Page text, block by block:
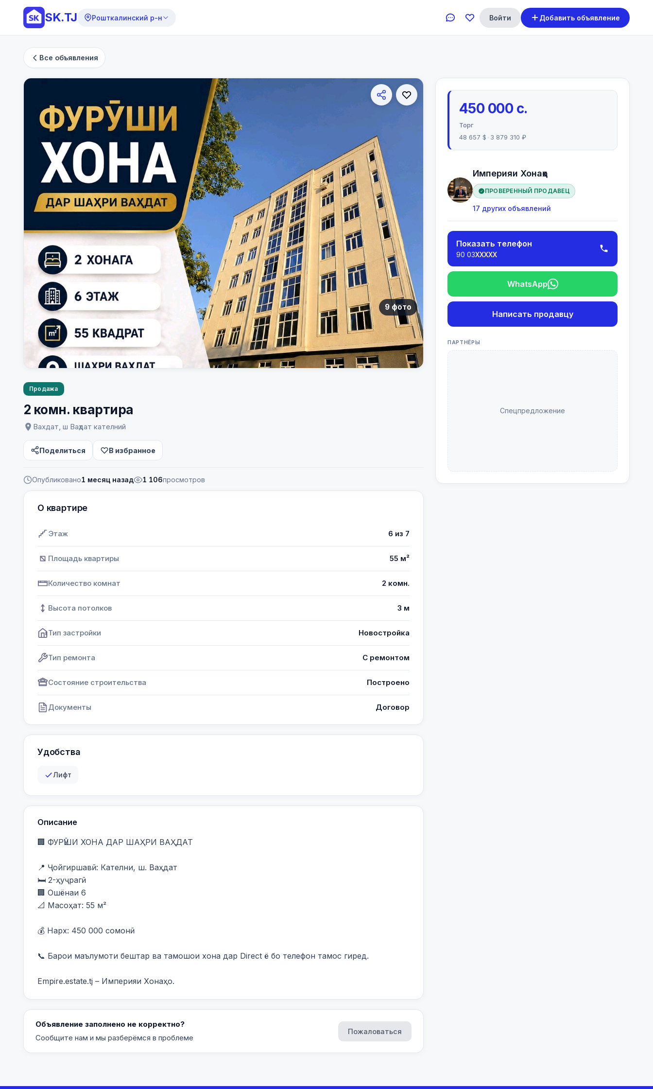
SK.TJ Рошткалинский р-н Войти Добавить объявление
Все объявления
9 фото
Продажа
2 комн. квартира
Вахдат, ш Ваҳдат кателний
Поделиться В избранное
Опубликовано1 месяц назад 1 106просмотров
О квартире
Этаж 6 из 7
Площадь квартиры 55 м²
Количество комнат 2 комн.
Высота потолков 3 м
Тип застройки Новостройка
Тип ремонта С ремонтом
Состояние строительства Построено
Документы Договор
Удобства
Лифт
Описание
🏢 ФУРӮШИ ХОНА ДАР ШАҲРИ ВАҲДАТ
📍 Ҷойгиршавӣ: Кателни, ш. Ваҳдат
🛏️ 2-ҳуҷрагӣ
🏢 Ошёнаи 6
📐 Масоҳат: 55 м²
💰 Нарх: 450 000 сомонӣ
📞 Барои маълумоти бештар ва тамошои хона дар Direct ё бо телефон тамос гиред.
Empire.estate.tj – Империяи Хонаҳо.
Объявление заполнено не корректно?
Сообщите нам и мы разберёмся в проблеме
Пожаловаться
450 000 с.
Торг
48 657 $
3 879 310 ₽
Империяи Хонаҳо
ПРОВЕРЕННЫЙ ПРОДАВЕЦ
17 других объявлений
Показать телефон
90 03XXXXX
WhatsApp
Написать продавцу
ПАРТНЁРЫ
Спецпредложение